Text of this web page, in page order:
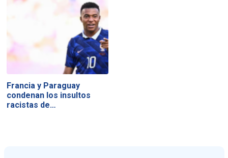
Francia y Paraguay
condenan los insultos
racistas de…